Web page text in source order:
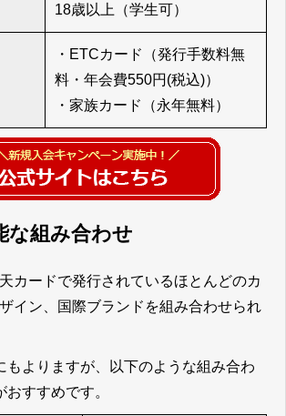
18歳以上（学生可）
・ETCカード（発行手数料無
料・年会費550円(税込)）
・家族カード（永年無料）
な組み合わせ
カードで発行されているほとんどのカ
イン、国際ブランドを組み合わせられ
もよりますが、以下のような組み合わ
すすめです。